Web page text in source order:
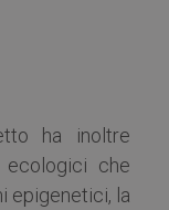
ha inoltre
che
epigenetici, la